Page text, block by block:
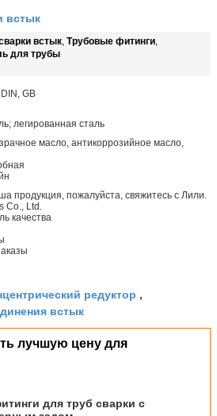
встык
встык, Трубовые фитинги,
для трубы
GB
легированная сталь
масло, антикоррозийное масло,
продукция, пожалуйста, свяжитесь с Лили.
Co., Ltd.
качества
редуктор ,
встык
лучшую цену для
для труб сварки с